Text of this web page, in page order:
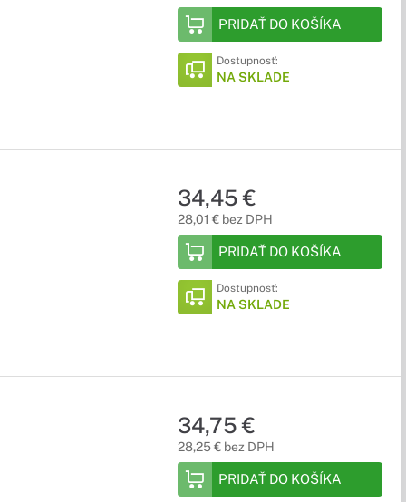
PRIDAŤ DO KOŠÍKA
Dostupnosť:
NA SKLADE
34,45 €
28,01 € bez DPH
PRIDAŤ DO KOŠÍKA
Dostupnosť:
NA SKLADE
34,75 €
28,25 € bez DPH
PRIDAŤ DO KOŠÍKA